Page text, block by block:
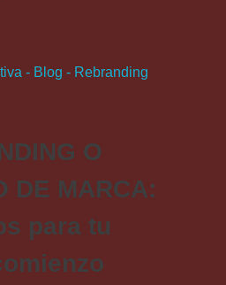
O
DE MARCA:
para tu